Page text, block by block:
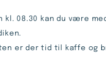
kl. 08.30 kan du være
er der tid til kaffe og